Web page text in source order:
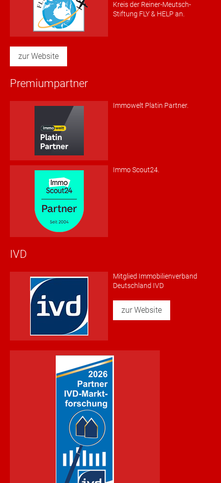
Kreis der Reiner-Meutsch-
Stiftung FLY & HELP an.
zur Website
Premiumpartner
Immowelt Platin Partner.
Immo Scout24.
IVD
Mitglied Immobilienverband
Deutschland IVD
zur Website